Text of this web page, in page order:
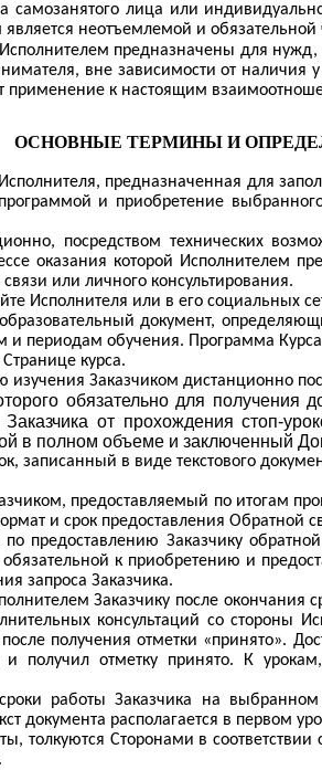
самозанятого лица или
неотъемлемой и
предназначены для
вне зависимости от наличия
к настоящим
ОСНОВНЫЕ ТЕРМИНЫ И
предназначенная для
и приобретение
посредством технических
оказания которой Исполнителем
или личного консультирования.
Исполнителя или в его социальных
документ,
периодам обучения. Программа
курса.
изучения Заказчиком дистанционно
обязательно для получения
от прохождения стоп-
в полном объеме и заключенный
записанный в виде текстового
предоставляемый по итогам
и срок предоставления Обратной
по предоставлению Заказчику
к приобретению и
запроса Заказчика.
Заказчику после
консультаций со стороны
получения отметки «принято».
получил отметку принято. К
работы Заказчика на
располагается в первом
толкуются Сторонами в